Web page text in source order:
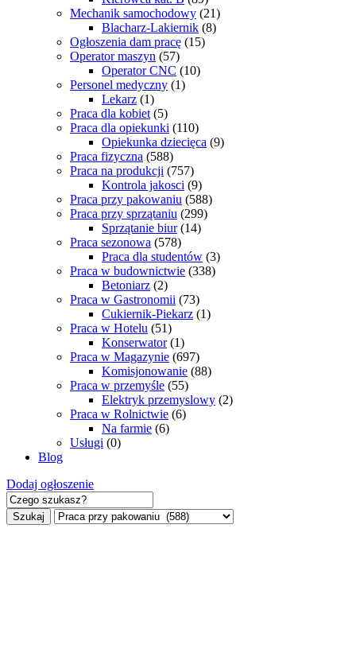
Mechanik samochodowy (21)
Blacharz-Lakiernik (8)
Ogłoszenia dam pracę (15)
Operator maszyn (57)
Operator CNC (10)
Personel medyczny (1)
Lekarz (1)
Praca dla kobiet (5)
Praca dla opiekunki (110)
Opiekunka dziecięca (9)
Praca fizyczna (588)
Praca na produkcji (757)
Kontrola jakosci (9)
Praca przy pakowaniu (588)
Praca przy sprzątaniu (299)
Sprzątanie biur (14)
Praca sezonowa (578)
Praca dla studentów (3)
Praca w budownictwie (338)
Betoniarz (2)
Praca w Gastronomii (73)
Cukiernik-Piekarz (1)
Praca w Hotelu (51)
Konserwator (1)
Praca w Magazynie (697)
Komisjonowanie (88)
Praca w przemyśle (55)
Elektryk przemyslowy (2)
Praca w Rolnictwie (6)
Na farmie (6)
Usługi (0)
Blog
Dodaj ogłoszenie
Szukaj